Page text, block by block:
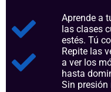
Aprende a
las clases
estés. Tú
Repite las
a ver los
hasta
Sin